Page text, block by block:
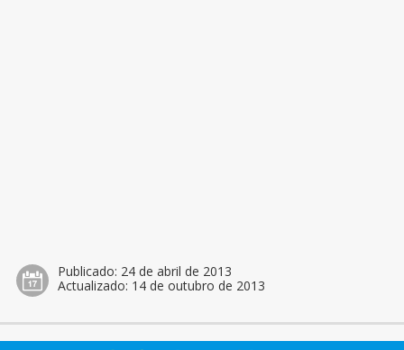
Publicado: 24 de abril de 2013
Actualizado: 14 de outubro de 2013